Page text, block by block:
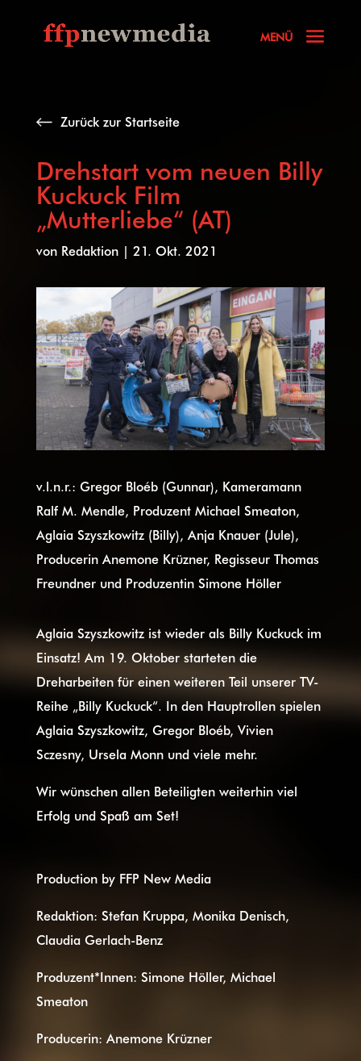
Zurück zur Startseite
Drehstart vom neuen Billy
Kuckuck Film
„Mutterliebe“ (AT)
von Redaktion| 21. Okt. 2021
v.l.n.r.: Gregor Bloéb (Gunnar), Kameramann
Ralf M. Mendle, Produzent Michael Smeaton,
Aglaia Szyszkowitz (Billy), Anja Knauer (Jule),
Producerin Anemone Krüzner, Regisseur Thomas
Freundner und Produzentin Simone Höller
Aglaia Szyszkowitz ist wieder als Billy Kuckuck im
Einsatz! Am 19. Oktober starteten die
Dreharbeiten für einen weiteren Teil unserer TV-
Reihe „Billy Kuckuck“. In den Hauptrollen spielen
Aglaia Szyszkowitz, Gregor Bloéb, Vivien
Sczesny, Ursela Monn und viele mehr.
Wir wünschen allen Beteiligten weiterhin viel
Erfolg und Spaß am Set!
Production by FFP New Media
Redaktion: Stefan Kruppa, Monika Denisch,
Claudia Gerlach-Benz
Produzent*Innen: Simone Höller, Michael
Smeaton
Producerin: Anemone Krüzner